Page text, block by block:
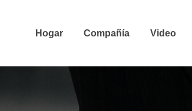
Hogar Compañía Video